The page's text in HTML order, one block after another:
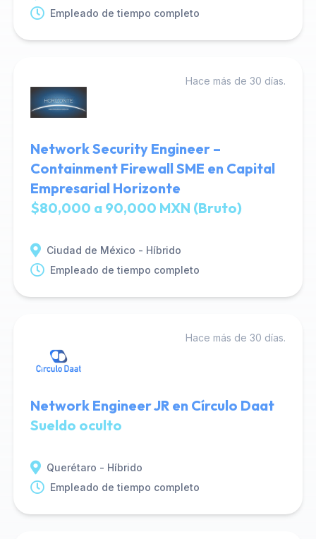
Empleado de tiempo completo
Hace más de 30 días.
Network Security Engineer –
Containment Firewall SME en Capital
Empresarial Horizonte
$80,000 a 90,000 MXN (Bruto)
Ciudad de México - Híbrido
Empleado de tiempo completo
Hace más de 30 días.
Network Engineer JR en Círculo Daat
Sueldo oculto
Querétaro - Híbrido
Empleado de tiempo completo